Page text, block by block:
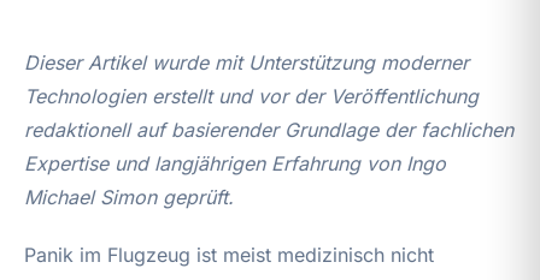
Dieser Artikel wurde mit Unterstützung moderner
Technologien erstellt und vor der Veröffentlichung
redaktionell auf basierender Grundlage der fachlichen
Expertise und langjährigen Erfahrung von Ingo
Michael Simon geprüft.
Panik im Flugzeug ist meist medizinisch nicht